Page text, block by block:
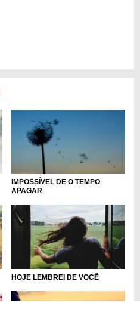
IMPOSSÍVEL DE O TEMPO
APAGAR
HOJE LEMBREI DE VOCÊ